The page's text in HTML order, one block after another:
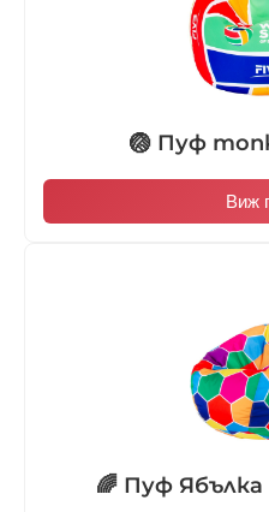
🏐 Пуф
Виж
🌈 Пуф